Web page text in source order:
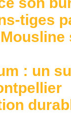
tiges
: un